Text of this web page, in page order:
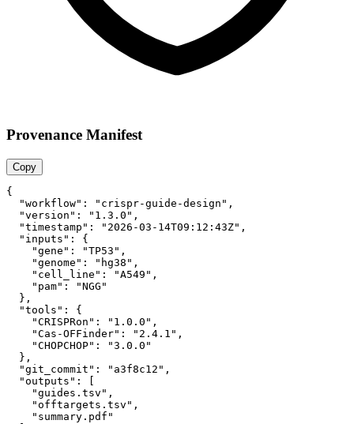
Provenance Manifest
Copy
{
  "workflow": "crispr-guide-design",
  "version": "1.3.0",
  "timestamp": "2026-03-14T09:12:43Z",
  "inputs": {
    "gene": "TP53",
    "genome": "hg38",
    "cell_line": "A549",
    "pam": "NGG"
  },
  "tools": {
    "CRISPRon": "1.0.0",
    "Cas-OFFinder": "2.4.1",
    "CHOPCHOP": "3.0.0"
  },
  "git_commit": "a3f8c12",
  "outputs": [
    "guides.tsv",
    "offtargets.tsv",
    "summary.pdf"